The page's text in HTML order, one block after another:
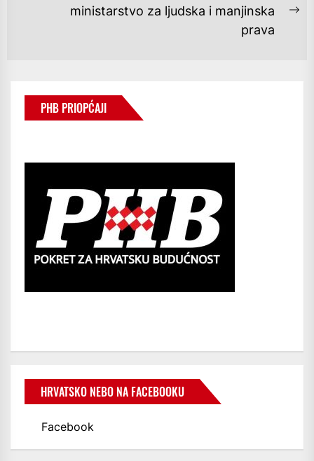
ministarstvo za ljudska i manjinska
prava
PHB PRIOPĆAJI
HRVATSKO NEBO NA FACEBOOKU
Facebook